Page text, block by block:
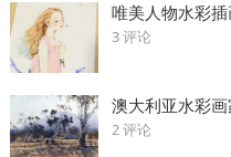
唯美人物水彩
3 评论
澳大利亚水彩
2 评论